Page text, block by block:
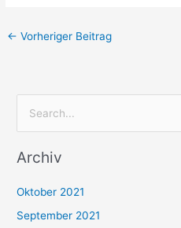
← Vorheriger Beitrag
c
n
Archiv
Oktober 2021
September 2021